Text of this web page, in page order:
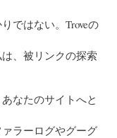
ではない。Troveの
、被リンクの探索
なたのサイトへと
ラーログやグーグ